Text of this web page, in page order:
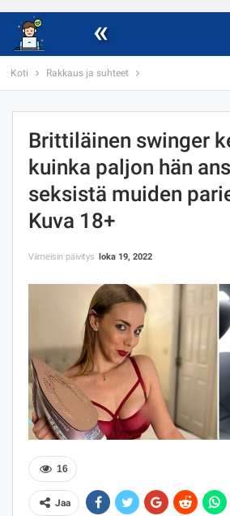
«
Koti Rakkaus ja suhteet
Brittiläinen swinger
kuinka paljon hän
seksistä muiden
Kuva 18+
Viimeisin päivitys loka 19, 2022
16
Jaa